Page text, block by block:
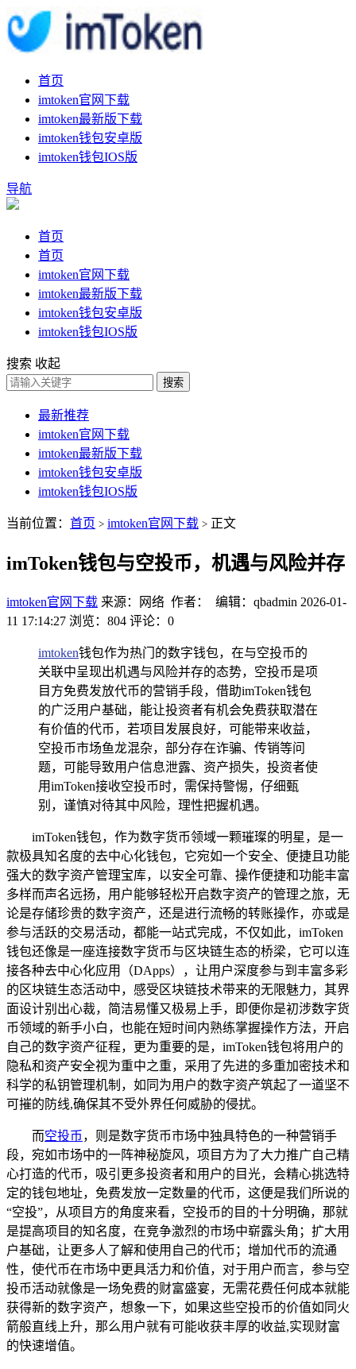
首页
imtoken官网下载
imtoken最新版下载
imtoken钱包安卓版
imtoken钱包IOS版
导航
首页
首页
imtoken官网下载
imtoken最新版下载
imtoken钱包安卓版
imtoken钱包IOS版
搜索 收起
搜索
最新推荐
imtoken官网下载
imtoken最新版下载
imtoken钱包安卓版
imtoken钱包IOS版
当前位置： 首页 > imtoken官网下载 > 正文
imToken钱包与空投币，机遇与风险并存
imtoken官网下载 来源：网络 作者： 编辑：qbadmin 2026-01-
11 17:14:27 浏览：804 评论：0
imtoken钱包作为热门的数字钱包，在与空投币的
关联中呈现出机遇与风险并存的态势，空投币是项
目方免费发放代币的营销手段，借助imToken钱包
的广泛用户基础，能让投资者有机会免费获取潜在
有价值的代币，若项目发展良好，可能带来收益，
空投币市场鱼龙混杂，部分存在诈骗、传销等问
题，可能导致用户信息泄露、资产损失，投资者使
用imToken接收空投币时，需保持警惕，仔细甄
别，谨慎对待其中风险，理性把握机遇。
imToken钱包，作为数字货币领域一颗璀璨的明星，是一
款极具知名度的去中心化钱包，它宛如一个安全、便捷且功能
强大的数字资产管理宝库，以安全可靠、操作便捷和功能丰富
多样而声名远扬，用户能够轻松开启数字资产的管理之旅，无
论是存储珍贵的数字资产，还是进行流畅的转账操作，亦或是
参与活跃的交易活动，都能一站式完成，不仅如此，imToken
钱包还像是一座连接数字货币与区块链生态的桥梁，它可以连
接各种去中心化应用（DApps），让用户深度参与到丰富多彩
的区块链生态活动中，感受区块链技术带来的无限魅力，其界
面设计别出心裁，简洁易懂又极易上手，即便你是初涉数字货
币领域的新手小白，也能在短时间内熟练掌握操作方法，开启
自己的数字资产征程，更为重要的是，imToken钱包将用户的
隐私和资产安全视为重中之重，采用了先进的多重加密技术和
科学的私钥管理机制，如同为用户的数字资产筑起了一道坚不
可摧的防线,确保其不受外界任何威胁的侵扰。
而空投币 ，则是数字货币市场中独具特色的一种营销手
段，宛如市场中的一阵神秘旋风，项目方为了大力推广自己精
心打造的代币，吸引更多投资者和用户的目光，会精心挑选特
定的钱包地址，免费发放一定数量的代币，这便是我们所说的
“空投”，从项目方的角度来看，空投币的目的十分明确，那就
是提高项目的知名度，在竞争激烈的市场中崭露头角；扩大用
户基础，让更多人了解和使用自己的代币；增加代币的流通
性，使代币在市场中更具活力和价值，对于用户而言，参与空
投币活动就像是一场免费的财富盛宴，无需花费任何成本就能
获得新的数字资产，想象一下，如果这些空投币的价值如同火
箭般直线上升，那么用户就有可能收获丰厚的收益,实现财富
的快速增值。